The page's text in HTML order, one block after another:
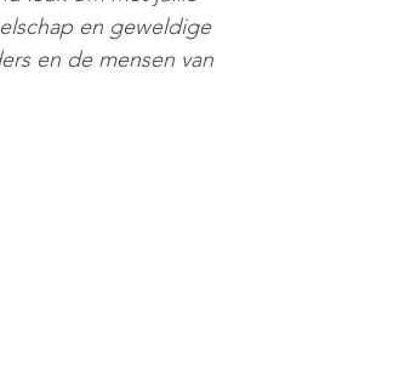
en geweldige
en de mensen van